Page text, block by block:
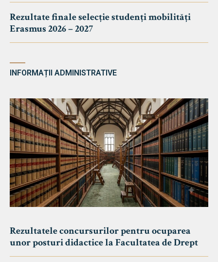
Rezultate finale selecție studenți mobilități
Erasmus 2026 – 2027
INFORMAȚII ADMINISTRATIVE
Rezultatele concursurilor pentru ocuparea
unor posturi didactice la Facultatea de Drept